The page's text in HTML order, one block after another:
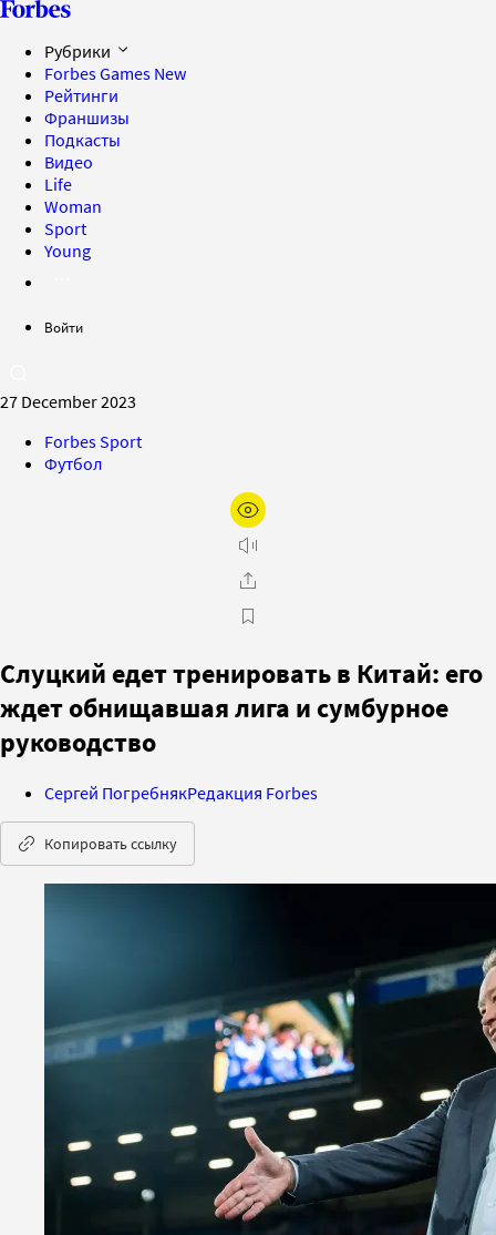
Рубрики
Forbes Games New
Рейтинги
Франшизы
Подкасты
Видео
Life
Woman
Sport
Young
Войти
27 December 2023
Forbes Sport
Футбол
Слуцкий едет тренировать в Китай: его
ждет обнищавшая лига и сумбурное
руководство
Сергей ПогребнякРедакция Forbes
Копировать ссылку